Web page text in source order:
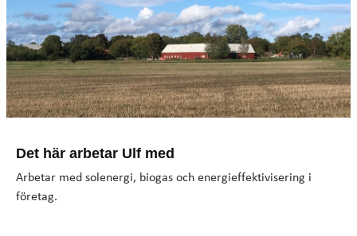
Det här arbetar Ulf med
Arbetar med solenergi, biogas och energieffektivisering i
företag.